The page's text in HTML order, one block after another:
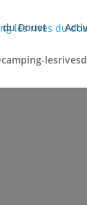
du Douet